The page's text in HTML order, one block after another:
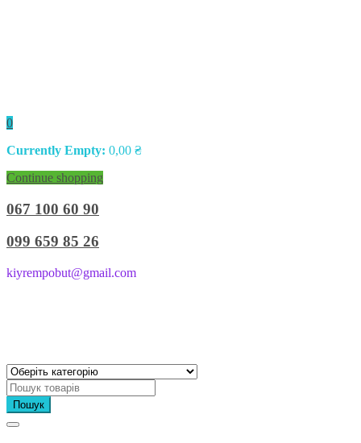
0
Currently Empty: 0,00 ₴
Continue shopping
067 100 60 90
099 659 85 26
kiyrempobut@gmail.com
Пошук